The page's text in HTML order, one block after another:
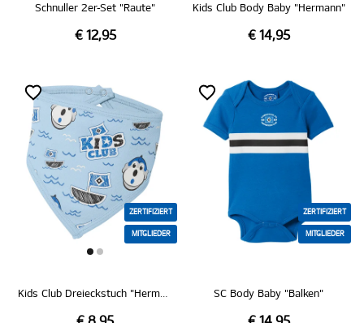
Schnuller 2er-Set "Raute"
€ 12,95
Kids Club Body Baby "Hermann"
€ 14,95
ZERTIFIZIERT
MITGLIEDER
Kids Club Dreieckstuch "Hermann"
ZERTIFIZIERT
MITGLIEDER
SC Body Baby "Balken"